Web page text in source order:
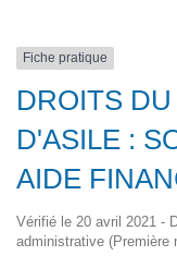
Fiche pratique
DROITS
D'ASILE :
AIDE
Vérifié le 20 avril 2021 -
administrative (Première